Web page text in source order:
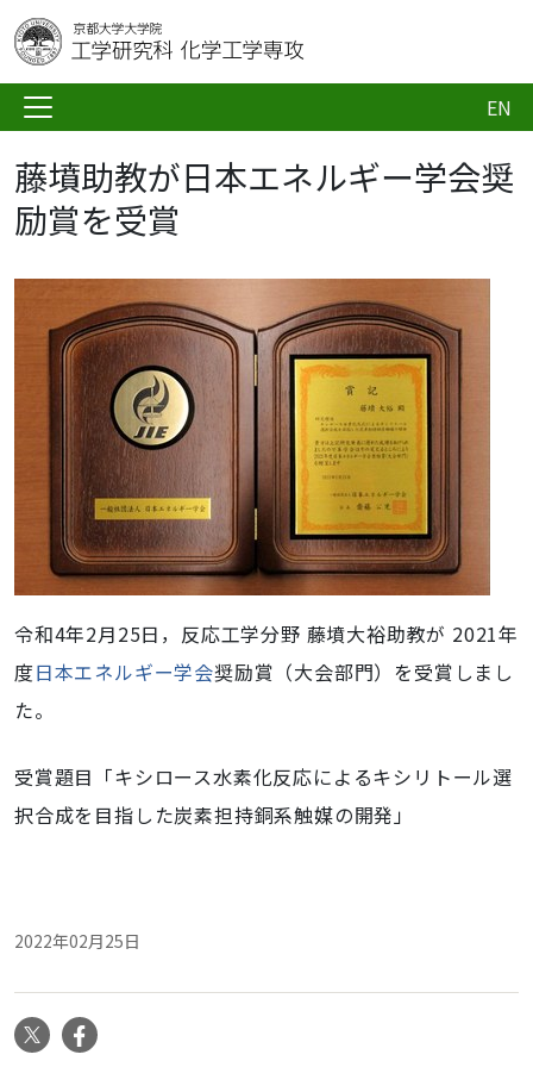
EN
藤墳助教が日本エネルギー学会奨
励賞を受賞
令和4年2月25日，反応工学分野 藤墳大裕助教が 2021年
度日本エネルギー学会奨励賞（大会部門）を受賞しまし
た。
受賞題目「キシロース水素化反応によるキシリトール選
択合成を目指した炭素担持銅系触媒の開発」
2022年02月25日
X